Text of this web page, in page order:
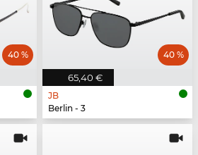
40 %
65,40 €
40 %
JB
Berlin - 3